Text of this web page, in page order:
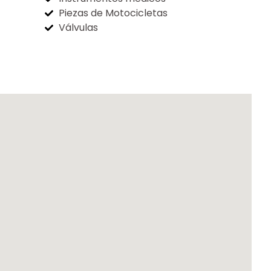
Piezas de Motocicletas
Válvulas